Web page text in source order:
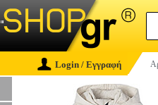
Login / Εγγραφή